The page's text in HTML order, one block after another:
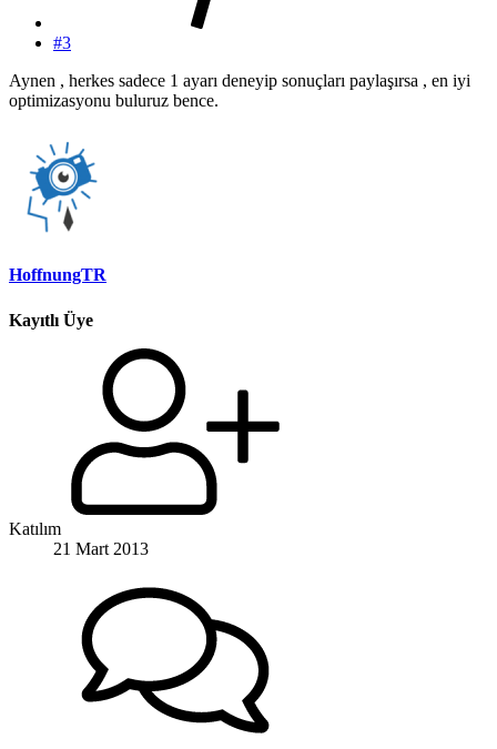
#3
Aynen , herkes sadece 1 ayarı deneyip sonuçları paylaşırsa , en iyi
optimizasyonu buluruz bence.
HoffnungTR
Kayıtlı Üye
Katılım
21 Mart 2013